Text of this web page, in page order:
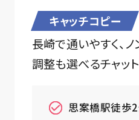
キャッチコピー
長崎で通いやすく、
調整も選べるチャッ
思案橋駅徒歩